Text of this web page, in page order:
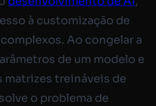
à customização de
Ao congelar a
de um modelo e
matrizes treináveis de
o problema de